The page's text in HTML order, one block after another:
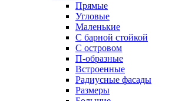
Прямые
Угловые
Маленькие
С барной стойкой
С островом
П-образные
Встроенные
Радиусные фасады
Размеры